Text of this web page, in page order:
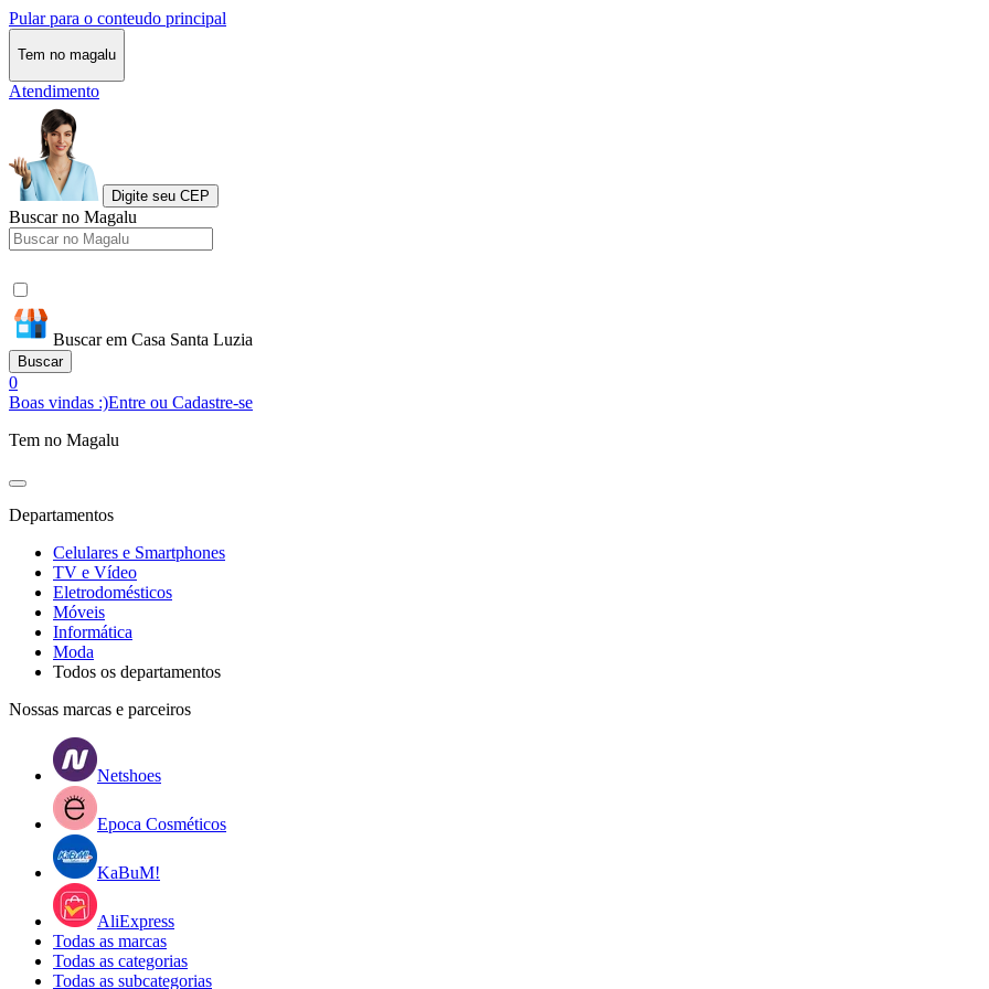
Pular para o conteudo principal
Tem no magalu
Atendimento
Digite seu CEP
Buscar no Magalu
Buscar em Casa Santa Luzia
Buscar
0
Boas vindas :)Entre ou Cadastre-se
Tem no Magalu
Departamentos
Celulares e Smartphones
TV e Vídeo
Eletrodomésticos
Móveis
Informática
Moda
Todos os departamentos
Nossas marcas e parceiros
Netshoes
Epoca Cosméticos
KaBuM!
AliExpress
Todas as marcas
Todas as categorias
Todas as subcategorias